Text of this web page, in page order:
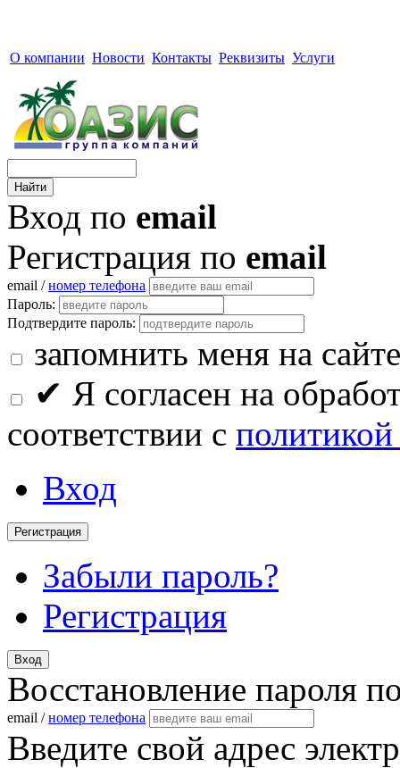
О компании Новости Контакты Реквизиты Услуги
Вход по email
Регистрация по email
email /номер телефона
Пароль:
Подтвердите пароль:
запомнить меня на сайте
✔ Я согласен на
соответствии с
Вход
Регистрация
Забыли пароль?
Регистрация
Вход
Восстановление пароля
email /номер телефона
Введите свой адрес